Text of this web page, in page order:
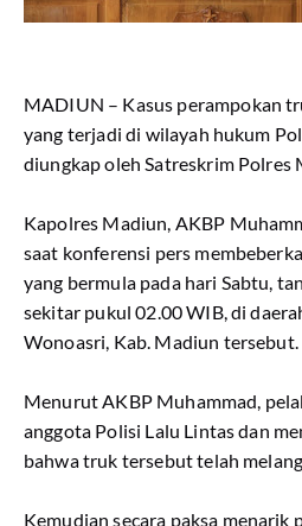
MADIUN – Kasus perampokan
yang terjadi di wilayah hukum
diungkap oleh Satreskrim Polres
Kapolres Madiun, AKBP
saat konferensi pers
yang bermula pada hari Sabtu,
sekitar pukul 02.00 WIB, di
Wonoasri, Kab. Madiun tersebut.
Menurut AKBP Muhammad,
anggota Polisi Lalu Lintas dan
bahwa truk tersebut telah
Kemudian secara paksa menarik